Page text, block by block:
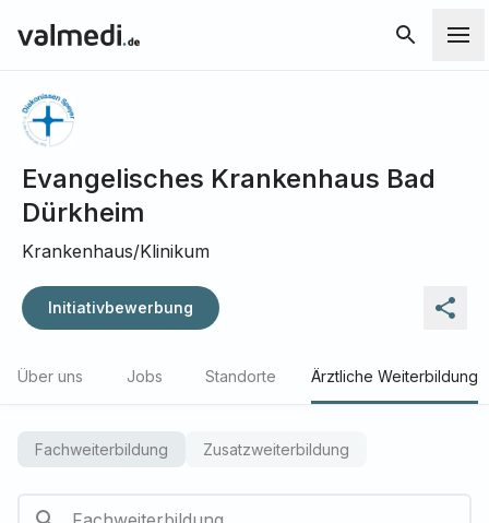
Evangelisches Krankenhaus Bad
Dürkheim
Krankenhaus/Klinikum
Initiativbewerbung
Über uns Jobs Standorte Ärztliche Weiterbildung
Fachweiterbildung Zusatzweiterbildung